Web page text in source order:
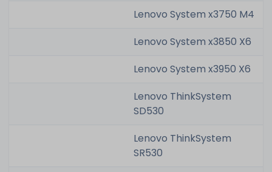
Lenovo System x3750 M4
Lenovo System x3850 X6
Lenovo System x3950 X6
Lenovo ThinkSystem
SD530
Lenovo ThinkSystem
SR530